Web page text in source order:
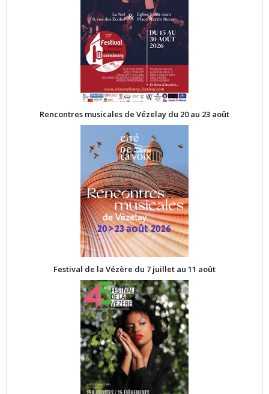
Rencontres musicales de Vézelay du 20 au 23 août
Festival de la Vézère du 7 juillet au 11 août